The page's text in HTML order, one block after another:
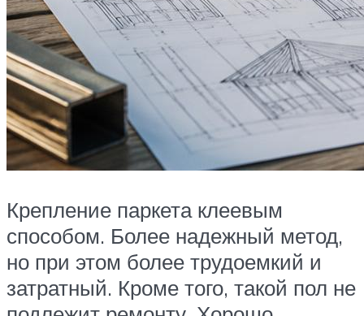
Крепление паркета клеевым
способом. Более надежный метод,
но при этом более трудоемкий и
затратный. Кроме того, такой пол не